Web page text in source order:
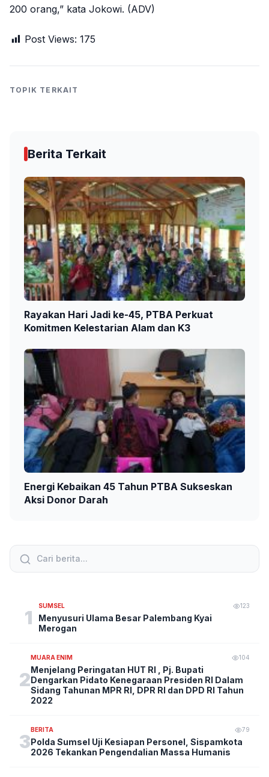
200 orang,” kata Jokowi. (ADV)
Post Views: 175
TOPIK TERKAIT
Berita Terkait
Rayakan Hari Jadi ke-45, PTBA Perkuat
Komitmen Kelestarian Alam dan K3
Energi Kebaikan 45 Tahun PTBA Sukseskan
Aksi Donor Darah
1
SUMSEL 123
Menyusuri Ulama Besar Palembang Kyai
Merogan
2
MUARA ENIM 104
Menjelang Peringatan HUT RI , Pj. Bupati
Dengarkan Pidato Kenegaraan Presiden RI Dalam
Sidang Tahunan MPR RI, DPR RI dan DPD RI Tahun
2022
3
BERITA 79
Polda Sumsel Uji Kesiapan Personel, Sispamkota
2026 Tekankan Pengendalian Massa Humanis